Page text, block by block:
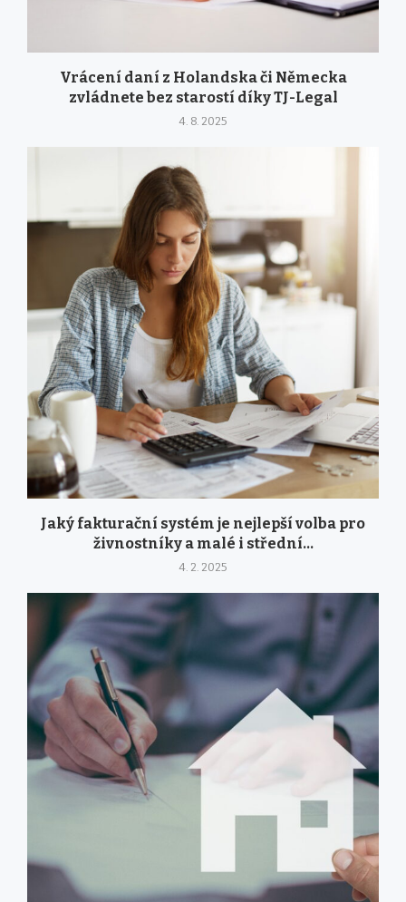
Vrácení daní z Holandska či Německa
zvládnete bez starostí díky TJ-Legal
4. 8. 2025
Jaký fakturační systém je nejlepší volba pro
živnostníky a malé i střední...
4. 2. 2025